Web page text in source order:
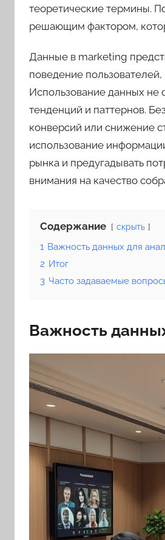
теоретические термины.
решающим фактором,
Данные в marketing
поведение
Использование данных не
тенденций и паттернов.
конверсий или снижение
использование
рынка и предугадывать
внимания на качество
Содержание скрыть
1 Важность данных для
2 Итог
3 Часто задаваемые
Важность